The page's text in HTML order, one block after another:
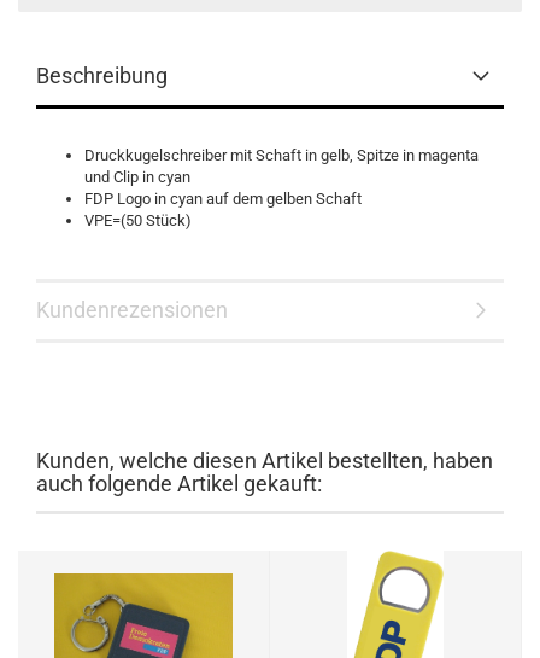
Beschreibung
Druckkugelschreiber mit Schaft in gelb, Spitze in magenta
und Clip in cyan
FDP Logo in cyan auf dem gelben Schaft
VPE=(50 Stück)
Kundenrezensionen
Kunden, welche diesen Artikel bestellten, haben
auch folgende Artikel gekauft: